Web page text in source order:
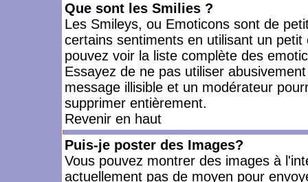
Que sont les Smilies ?
Les Smileys, ou Emoticons sont de
certains sentiments en utilisant un
pouvez voir la liste complète des
Essayez de ne pas utiliser
message illisible et un modérateur
supprimer entièrement.
Revenir en haut
Puis-je poster des Images?
Vous pouvez montrer des images à
actuellement pas de moyen pour